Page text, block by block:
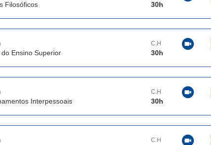
Filosóficos 30h
do Ensino Superior
C.H
30h
Interpessoais
C.H
30h
C.H